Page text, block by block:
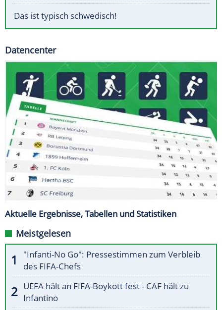
Das ist typisch schwedisch!
Datencenter
Aktuelle Ergebnisse, Tabellen und Statistiken
Meistgelesen
"Infanti-No Go": Pressestimmen zum Verbleib
des FIFA-Chefs
UEFA hält an FIFA-Boykott fest - CAF hält zu
Infantino